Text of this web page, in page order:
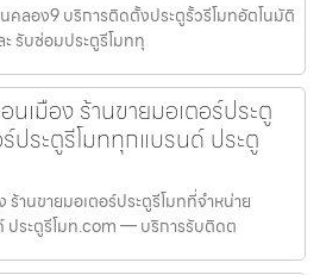
ลอง9 บริการติดตั้งประตูรั้วรีโมทอัตโนมัติ
รับซ่อมประตูรีโมททุ
เมือง ร้านขายมอเตอร์ประตู
ประตูรีโมททุกแบรนด์ ประตู
านขายมอเตอร์ประตูรีโมทที่จำหน่าย
ประตูรีโมท.com — บริการรับติดต